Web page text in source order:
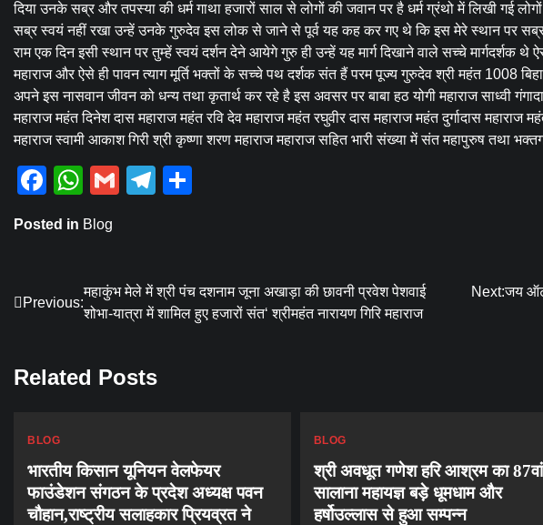
दिया उनके सब्र और तपस्या की धर्म गाथा हजारों साल से लोगों की जवान पर है धर्म ग्रंथो में लिखी गई
सब्र स्वयं नहीं रखा उन्हें उनके गुरुदेव इस लोक से जाने से पूर्व यह कह कर गए थे कि इस मेरे स्थान पर सब्र
राम एक दिन इसी स्थान पर तुम्हें स्वयं दर्शन देने आयेगे गुरु ही उन्हें यह मार्ग दिखाने वाले सच्चे मार्गदर्शक
महाराज और ऐसे ही पावन त्याग मूर्ति भक्तों के सच्चे पथ दर्शक संत हैं परम पूज्य गुरुदेव श्री महंत 1008
अपने इस नासवान जीवन को धन्य तथा कृतार्थ कर रहे है इस अवसर पर बाबा हठ योगी महाराज साध्वी
महाराज महंत दिनेश दास महाराज महंत रवि देव महाराज महंत रघुवीर दास महाराज महंत दुर्गादास महाराज
महाराज स्वामी आकाश गिरी श्री कृष्णा शरण महाराज महाराज सहित भारी संख्या में संत महापुरुष तथा
Facebook
WhatsApp
GmailTelegram
Posted in Blog
Post
Previous:
महाकुंभ मेले में श्री पंच दशनाम जूना अखाड़ा की छावनी प्रवेश पेशवाई
शोभा-यात्रा में शामिल हुए हजारों संत‘ श्रीमहंत नारायण गिरि महाराज
Next:जय
Related Posts
BLOG
भारतीय किसान यूनियन वेलफेयर
फाउंडेशन संगठन के प्रदेश अध्यक्ष पवन
चौहान,राष्ट्रीय सलाहकार प्रियव्रत ने
BLOG
श्री अवधूत गणेश हरि आश्रम का 87वां
सालाना महायज्ञ बड़े धूमधाम और
हर्षोउल्लास से हुआ सम्पन्न